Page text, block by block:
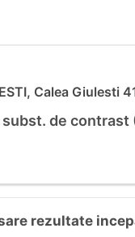
Calea Giulesti
de contrast
rezultate